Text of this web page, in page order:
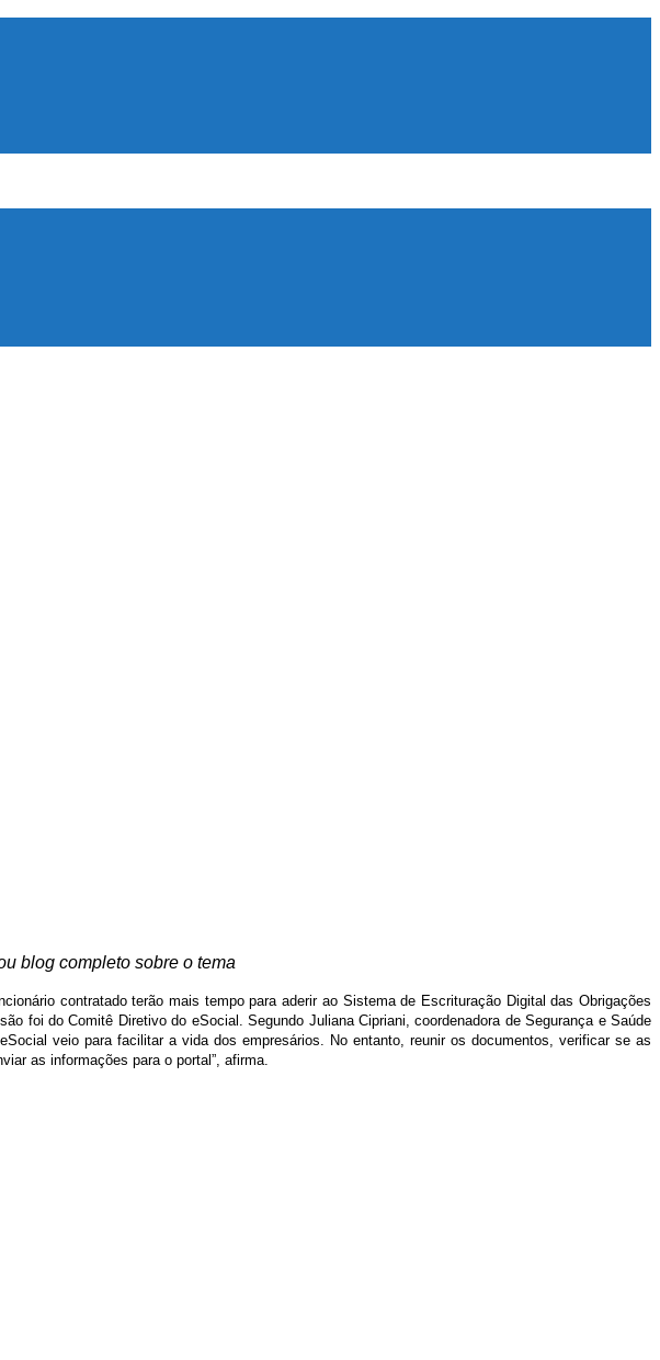
blog completo sobre o tema
contratado terão mais tempo para aderir ao Sistema de Escrituração Digital das Obrigações
foi do Comitê Diretivo do eSocial. Segundo Juliana Cipriani, coordenadora de Segurança e Saúde
veio para facilitar a vida dos empresários. No entanto, reunir os documentos, verificar se as
as informações para o portal”, afirma.